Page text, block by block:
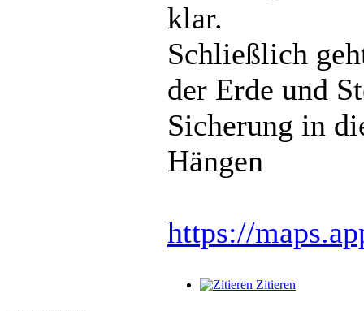
klar.
Schließlich
der Erde und
Sicherung in
Hängen
https://
Zitieren